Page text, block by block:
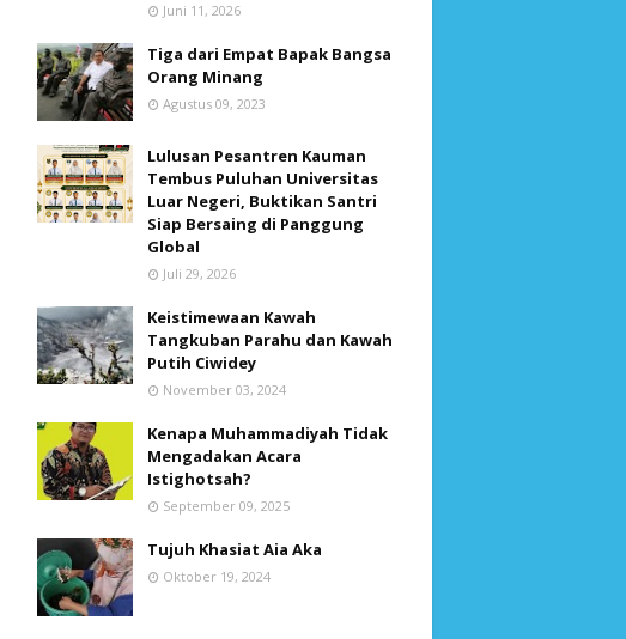
Juni 11, 2026
Tiga dari Empat Bapak Bangsa
Orang Minang
Agustus 09, 2023
Lulusan Pesantren Kauman
Tembus Puluhan Universitas
Luar Negeri, Buktikan Santri
Siap Bersaing di Panggung
Global
Juli 29, 2026
Keistimewaan Kawah
Tangkuban Parahu dan Kawah
Putih Ciwidey
November 03, 2024
Kenapa Muhammadiyah Tidak
Mengadakan Acara
Istighotsah?
September 09, 2025
Tujuh Khasiat Aia Aka
Oktober 19, 2024